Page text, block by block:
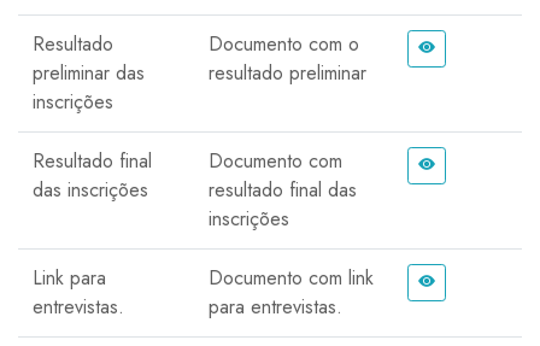
Resultado
preliminar das
inscrições
Documento com o
resultado preliminar
Resultado final
das inscrições
Documento com
resultado final das
inscrições
Link para
entrevistas.
Documento com link
para entrevistas.